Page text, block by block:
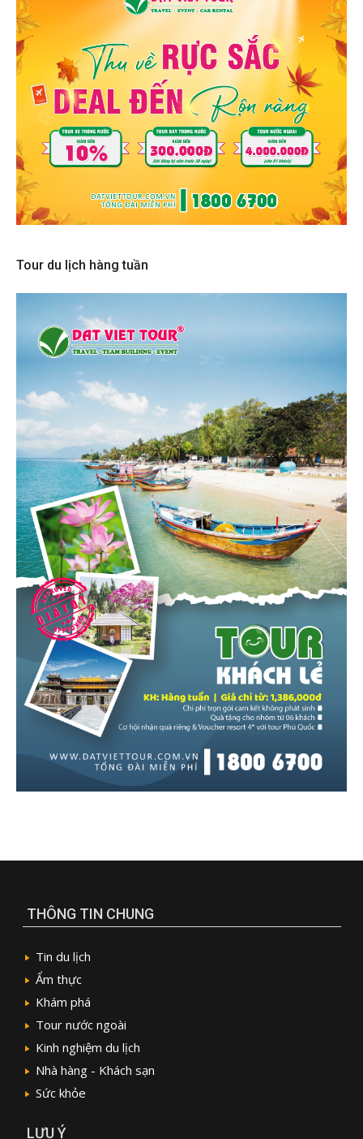
Tour du lịch hàng tuần
THÔNG TIN CHUNG
Tin du lịch
Ẩm thực
Khám phá
Tour nước ngoài
Kinh nghiệm du lịch
Nhà hàng - Khách sạn
Sức khỏe
LƯU Ý